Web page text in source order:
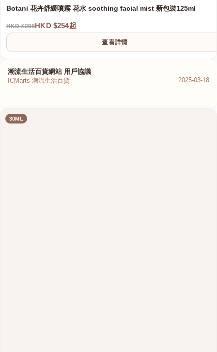
Botani 花卉舒緩噴霧 花水 soothing facial mist 新包裝125ml
HKD $298HKD $254起
查看詳情
潮流生活百貨網站 用戶協議
ICMarts 潮流生活百貨 2025-03-18
30ML